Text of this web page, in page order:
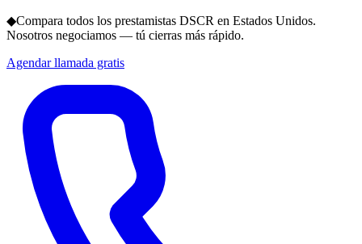
◆Compara todos los prestamistas DSCR en Estados Unidos.
Nosotros negociamos — tú cierras más rápido.
Agendar llamada gratis